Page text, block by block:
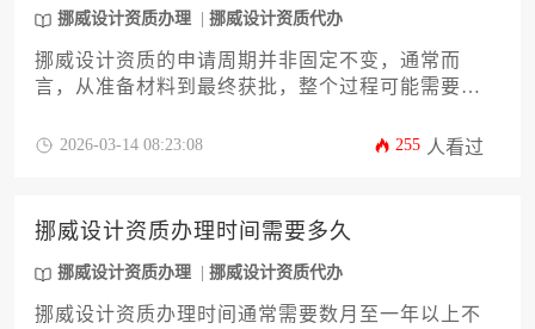
挪威设计资质办理 挪威设计资质代办
挪威设计资质的申请周期并非固定不变，通常而
言，从准备材料到最终获批，整个过程可能需要六
路径的复杂性以及审批机构的工作效率。
2026-03-14 08:23:08 255 人看过
挪威设计资质办理时间需要多久
挪威设计资质办理 挪威设计资质代办
挪威设计资质办理时间通常需要数月至一年以上不